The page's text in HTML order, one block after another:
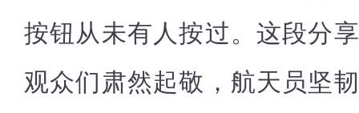
按钮从未有人按过。这段分
观众们肃然起敬，航天员坚